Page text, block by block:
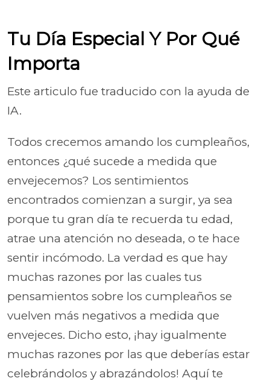
Tu Día Especial Y Por Qué
Importa
Este articulo fue traducido con la ayuda de
IA.
Todos crecemos amando los cumpleaños,
entonces ¿qué sucede a medida que
envejecemos? Los sentimientos
encontrados comienzan a surgir, ya sea
porque tu gran día te recuerda tu edad,
atrae una atención no deseada, o te hace
sentir incómodo. La verdad es que hay
muchas razones por las cuales tus
pensamientos sobre los cumpleaños se
vuelven más negativos a medida que
envejeces. Dicho esto, ¡hay igualmente
muchas razones por las que deberías estar
celebrándolos y abrazándolos! Aquí te